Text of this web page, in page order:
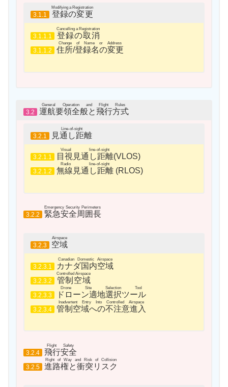
3.1.1 登録の変更
Modifying a Registration
3.1.1.1 登録の取消
Cancelling a Registration
3.1.1.2 住所/登録名の変更
Change of Name or Address
3.2 運航要領全般と飛行方式
General Operation and Flight Rules
3.2.1 見通し距離
Line-of-sight
3.2.1.1 目視見通し距離
Visual line-of-sight
(VLOS)
3.2.1.2 無線見通し距離
Radio line-of-sight
(RLOS)
3.2.2 緊急安全周囲長
Emergency Security Perimeters
3.2.3 空域
Airspace
3.2.3.1 カナダ国内空域
Canadian Domestic Airspace
3.2.3.2 管制空域
Controlled Airspace
3.2.3.3 ドローン適地選択ツール
Drone Site Selection Tool
3.2.3.4 管制空域への不注意進入
Inadvertent Entry Into Controlled Airspace
3.2.4 飛行安全
Flight Safety
3.2.5 進路権と衝突リスク
Right of Way and Risk of Collision